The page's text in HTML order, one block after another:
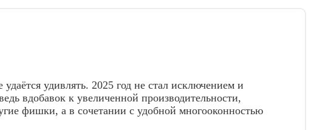
удивлять. 2025 год не стал исключением и
вдобавок к увеличенной производительности,
фишки, а в сочетании с удобной многооконностью